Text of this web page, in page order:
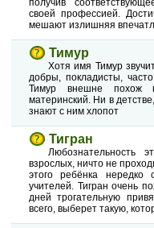
получив
своей профессией.
мешают излишняя
Тимур
Хотя имя Тимур
добры, покладисты,
Тимур внешне похож
материнский. Ни в
знают с ним хлопот
Тигран
Любознательность
взрослых, ничто не
этого ребёнка
учителей. Тигран очень
дней трогательную
всего, выберет такую,